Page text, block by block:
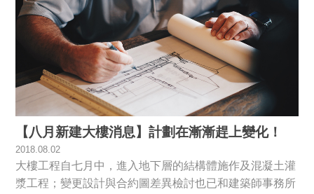
【八月新建大樓消息】計劃在漸漸趕上變化！
2018.08.02
大樓工程自七月中，進入地下層的結構體施作及混凝土灌
漿工程；變更設計與合約圖差異檢討也已和建築師事務所